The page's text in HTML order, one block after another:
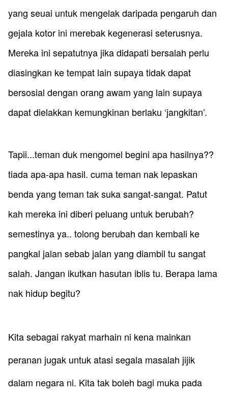
yang seuai untuk mengelak daripada pengaruh dan
gejala kotor ini merebak kegenerasi seterusnya.
Mereka ini sepatutnya jika didapati bersalah perlu
diasingkan ke tempat lain supaya tidak dapat
bersosial dengan orang awam yang lain supaya
dapat dielakkan kemungkinan berlaku ‘jangkitan’.
​Tapii...teman duk mengomel begini apa hasilnya??
tiada apa-apa hasil. cuma teman nak lepaskan
benda yang teman tak suka sangat-sangat. Patut
kah mereka ini diberi peluang untuk berubah?
semestinya ya.. tolong berubah dan kembali ke
pangkal jalan sebab jalan yang diambil tu sangat
salah. Jangan ikutkan hasutan iblis tu. Berapa lama
nak hidup begitu?
​Kita sebagai rakyat marhain ni kena mainkan
peranan jugak untuk atasi segala masalah jijik
dalam negara ni. Kita tak boleh bagi muka pada